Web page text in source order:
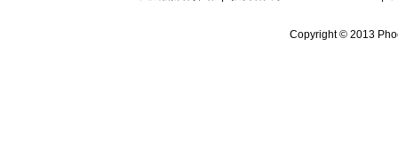
Copyright © 2013